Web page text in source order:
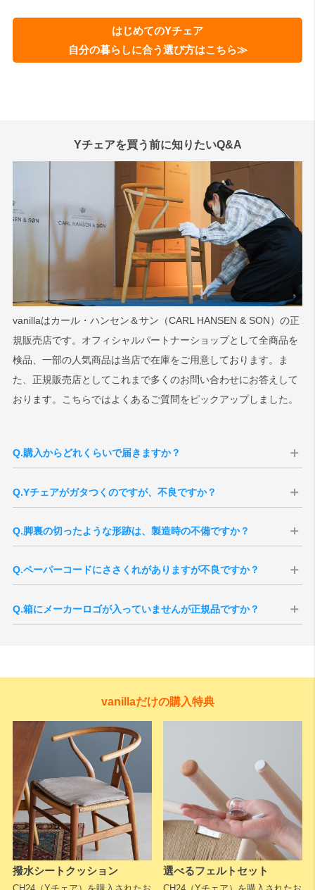
はじめてのYチェア
自分の暮らしに合う選び方はこちら≫
Yチェアを買う前に知りたいQ&A
vanillaはカール・ハンセン＆サン（CARL HANSEN & SON）の正
規販売店です。オフィシャルパートナーショップとして全商品を
検品、一部の人気商品は当店で在庫をご用意しております。ま
た、正規販売店としてこれまで多くのお問い合わせにお答えして
おります。こちらではよくあるご質問をピックアップしました。
Q.購入からどれくらいで届きますか？
■当店在庫の場合
す。
■お取り寄せの場合
ご注文後にメーカーへ手配いたします。国内在庫がある場合は約2週間
います。なお、当店への次回入荷が決まっている場合もございますの
Q.Yチェアがガタつくのですが、不良ですか？
違いによってわずかな伸縮が起こります。この自然な変化により、ご
く軽微なガタつきが生じる場合があります。デンマークと日本の気候
ます。
また4本脚の椅子は、座ることで脚がわずかに開き安定する構造です。
Yチェアは脚先が細く接地面が小さいため、床のわずかな凹凸や傾きで
もガタつきを感じやすい傾向がありますが、当店付属のフェルトで軽
減が可能です。
なお、浮いている脚が約3mm以上ある場合は初期不良の可能性がある
Q.脚裏の切ったような形跡は、製造時の不備ですか？
A.Yチェアは製造工程の最終段階で、床への設置状態を確認しながらガ
タつきの微調整（レベル調整）を行います。そのため、脚裏にわずか
に削った跡が残る場合があります。
デンマークでは土足での使用が前提のため、削り調整後に再塗装など
の仕上げは行われません。これは不備ではなく、実際の使用環境を想
定して一脚ずつ調整された証でもあります。安心してお使いくださ
い。
Q.ペーパーコードにささくれがありますが不良ですか？
A：Yチェアの座面は、100mの長さを超えるペーパーコードを職人が
手作業で編み上げています。編み込みの途中では、張力を保つために
金具でコードを固定しながら作業を進める工程があります。
その際に表面繊維がわずかに毛羽立つ（ささくれのように見える）こ
とがありますが、素材構造や強度には影響はなく、使用上の問題はあ
りません。手仕事ならではの個体差のひとつとしてご理解ください。
Q.箱にメーカーロゴが入っていませんが正規品ですか？
ります。
当店では入荷時に全て検品を行い、1脚用の無地の梱包に入れ替えをし
てお届けしていますが、本国からの入荷時の箱でお届けとなる場合も
ございます。
事前のご指定などはお受けすることができませんので、予めご了承く
ださいますようお願いいたします。
vanillaだけの購入特典
撥水シートクッション 選べるフェルトセット